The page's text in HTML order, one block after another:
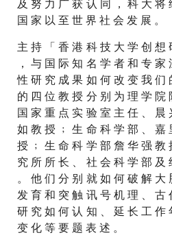
及 努 力 广 获 认 同 ， 科 大 将
国 家 以 至 世 界 社 会 发 展 。
主 持 「 香 港 科 技 大 学 创 想
， 与 国 际 知 名 学 者 和 专
性 研 究 成 果 如 何 改 变 我 们
的 四 位 教 授 分 别 为 理 学 院
国 家 重 点 实 验 室 主 任 、 晨
如 教 授 ﹔ 生 命 科 学 部 、 嘉
授 ﹔ 生 命 科 学 部 詹 华 强 教
究 所 所 长 、 社 会 科 学 部 及
。 他 们 分 别 就 如 何 破 解 大
发 育 和 突 触 讯 号 机 理 、 古
研 究 如 何 认 知 、 延 长 工 作
变 化 等 要 题 表 述 。